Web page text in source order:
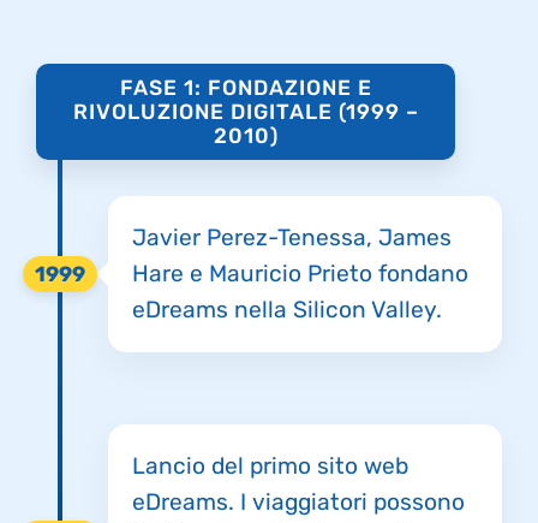
FASE 1: FONDAZIONE E
RIVOLUZIONE DIGITALE (1999 –
2010)
1999
Javier Perez-Tenessa, James
Hare e Mauricio Prieto fondano
eDreams nella Silicon Valley.
Lancio del primo sito web
eDreams. I viaggiatori possono